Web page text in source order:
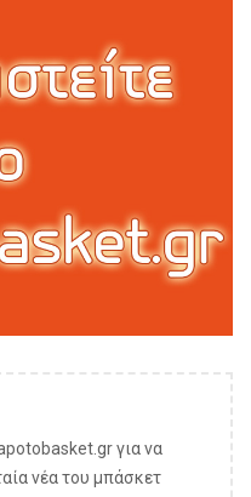
για να
νέα του μπάσκετ